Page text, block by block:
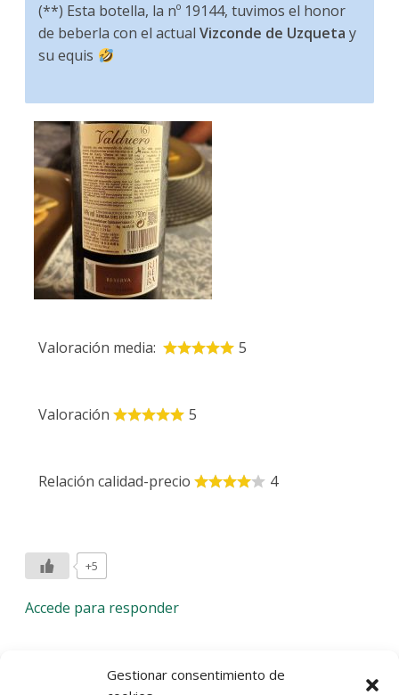
Gestionar consentimiento de
(**) Esta botella, la nº 19144, tuvimos el honor
de beberla con el actualVizconde de Uzqueta y
su equis
Valoración media: 5
Valoración 5
Relación calidad-precio 4
+5
Accede para responder
Deja una respuesta